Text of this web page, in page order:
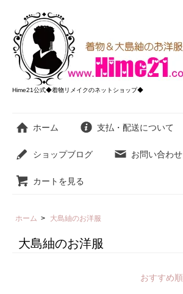
Hime21公式◆着物リメイクのネットショップ◆
ホーム 支払・配送について
ショップブログ お問い合わせ
カートを見る
ホーム > 大島紬のお洋服
大島紬のお洋服
おすすめ順